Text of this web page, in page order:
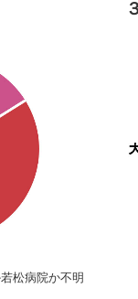
松病院か不明